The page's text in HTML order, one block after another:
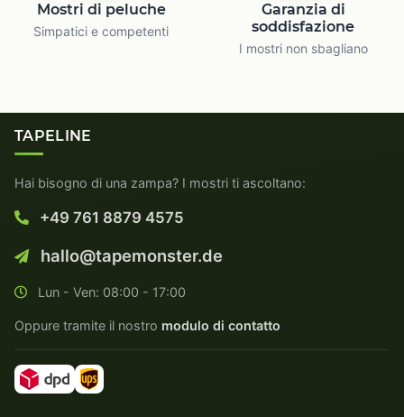
Mostri di peluche
Simpatici e competenti
Garanzia di
soddisfazione
I mostri non sbagliano
TAPELINE
Hai bisogno di una zampa? I mostri ti ascoltano:
+49 761 8879 4575
hallo@tapemonster.de
Lun - Ven: 08:00 - 17:00
Oppure tramite il nostro modulo di contatto